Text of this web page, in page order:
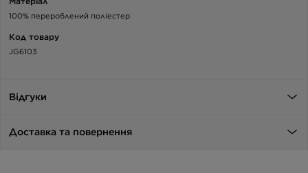
100% перероблений поліестер
Код товару
JG6103
Відгуки
Доставка та повернення